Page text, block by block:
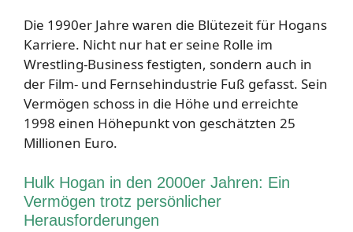
Die 1990er Jahre waren die Blütezeit für Hogans
Karriere. Nicht nur hat er seine Rolle im
Wrestling-Business festigten, sondern auch in
der Film- und Fernsehindustrie Fuß gefasst. Sein
Vermögen schoss in die Höhe und erreichte
1998 einen Höhepunkt von geschätzten 25
Millionen Euro.
Hulk Hogan in den 2000er Jahren: Ein
Vermögen trotz persönlicher
Herausforderungen